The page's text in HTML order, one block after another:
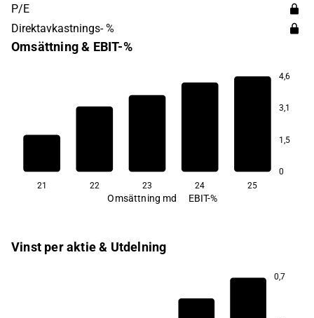
P/E
Direktavkastnings- %
Omsättning & EBIT-%
4,6
3,1
1,5
0
21 22 23 24 25
Omsättning md EBIT-%
Vinst per aktie & Utdelning
0,7